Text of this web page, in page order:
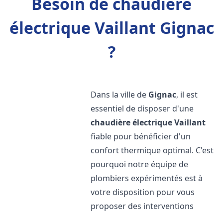
électrique Vaillant Gignac
?
Dans la ville de Gignac, il est
essentiel de disposer d'une
chaudière électrique Vaillant
fiable pour bénéficier d'un
confort thermique optimal. C'est
pourquoi notre équipe de
plombiers expérimentés est à
votre disposition pour vous
proposer des interventions